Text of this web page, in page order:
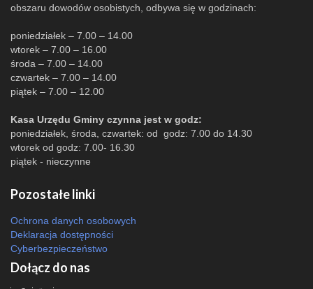
obszaru dowodów osobistych, odbywa się w godzinach:
poniedziałek – 7.00 – 14.00
wtorek – 7.00 – 16.00
środa – 7.00 – 14.00
czwartek – 7.00 – 14.00
piątek – 7.00 – 12.00
Kasa Urzędu Gminy czynna jest w godz:
poniedziałek, środa, czwartek: od godz: 7.00 do 14.30
wtorek od godz: 7.00- 16.30
piątek - nieczynne
Pozostałe linki
Ochrona danych osobowych
Deklaracja dostępności
Cyberbezpieczeństwo
Dołącz do nas